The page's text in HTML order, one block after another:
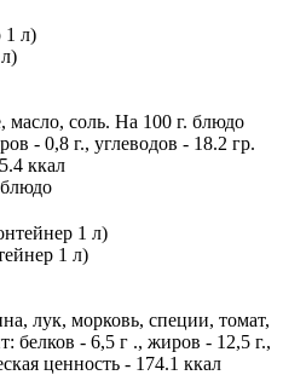
соль. На 100 г. блюдо
- 0,8 г., углеводов - 18.2 гр.
ккал
1 л)
лук, морковь, специи, томат,
белков - 6,5 г ., жиров - 12,5 г.,
ценность - 174.1 ккал